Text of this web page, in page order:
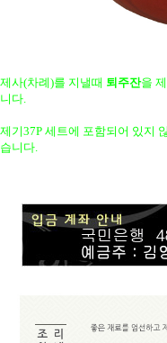
제사(차례)를 지낼때 퇴주잔을
니다.
제기37P 세트에 포함되어 있지
습니다.